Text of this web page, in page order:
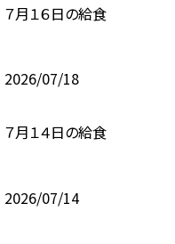
７月１６日の給食
2026/07/18
７月１４日の給食
2026/07/14